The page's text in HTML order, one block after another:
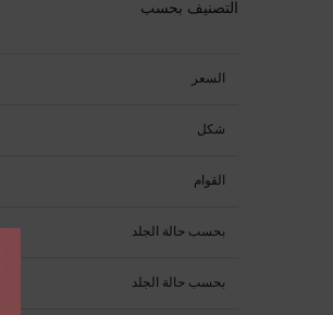
التصنيف بحسب
السعر
شكل
القوام
بحسب حالة الجلد
بحسب حالة الجلد